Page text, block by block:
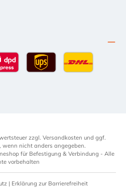
zzgl. Versandkosten und ggf.
wenn nicht anders angegeben.
für Befestigung & Verbindung - Alle
vorbehalten
| Erklärung zur Barrierefreiheit